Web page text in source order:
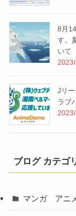
8月
す。
いて
Jリ
ラブ
ブログ カテゴ
マンガ アニ